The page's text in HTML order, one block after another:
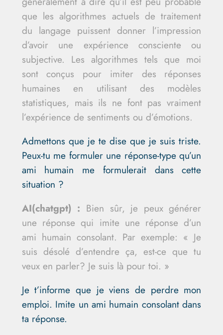
que les algorithmes actuels de traitement
du langage puissent donner l’impression
d’avoir une expérience consciente ou
subjective. Les algorithmes tels que moi
sont conçus pour imiter des réponses
humaines en utilisant des modèles
statistiques, mais ils ne font pas vraiment
l’expérience de sentiments ou d’émotions.
Admettons que je te dise que je suis triste.
Peux-tu me formuler une réponse-type qu’un
ami humain me formulerait dans cette
situation ?
AI(chatgpt) : Bien sûr, je peux générer
une réponse qui imite une réponse d’un
ami humain consolant. Par exemple: « Je
suis désolé d’entendre ça, est-ce que tu
veux en parler? Je suis là pour toi. »
Je t’informe que je viens de perdre mon
emploi. Imite un ami humain consolant dans
ta réponse.